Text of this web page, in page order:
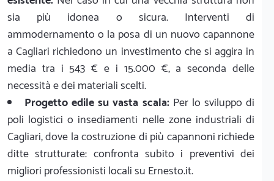
sia più idonea o sicura. Interventi di
ammodernamento o la posa di un nuovo capannone
a Cagliari richiedono un investimento che si aggira in
media tra i 543 € e i 15.000 €, a seconda delle
necessità e dei materiali scelti.
Progetto edile su vasta scala:Per lo sviluppo di
poli logistici o insediamenti nelle zone industriali di
Cagliari, dove la costruzione di più capannoni richiede
ditte strutturate: confronta subito i preventivi dei
migliori professionisti locali su Ernesto.it.